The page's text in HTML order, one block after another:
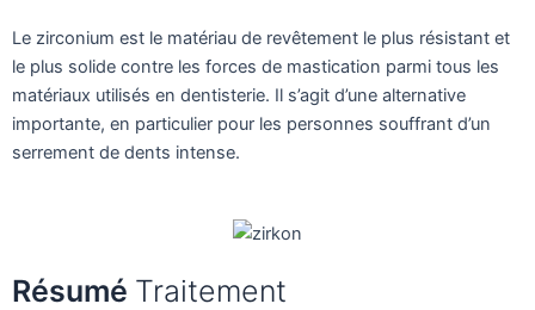
Le zirconium est le matériau de revêtement le plus résistant et
le plus solide contre les forces de mastication parmi tous les
matériaux utilisés en dentisterie. Il s’agit d’une alternative
importante, en particulier pour les personnes souffrant d’un
serrement de dents intense.
Résumé Traitement